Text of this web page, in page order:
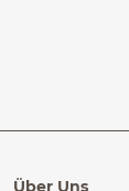
Über Uns